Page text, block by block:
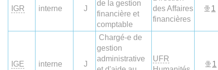
IGR interne J
de la gestion
financière et
comptable
des Affaires
financières
1
IGE interne J
Chargé-e de
gestion
administrative
UFR
1